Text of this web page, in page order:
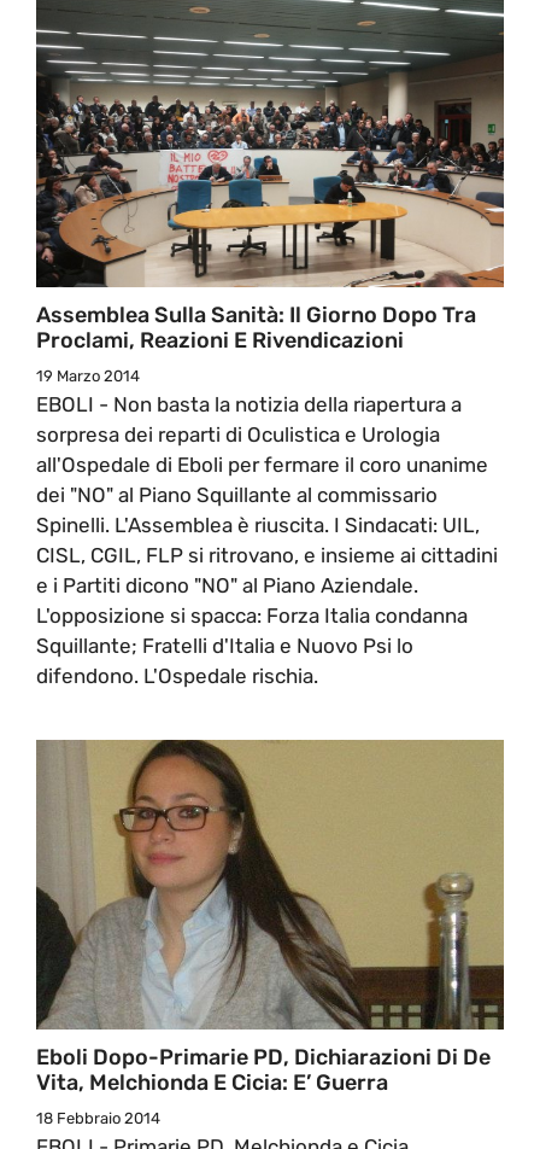
Assemblea Sulla Sanità: Il Giorno Dopo Tra
Proclami, Reazioni E Rivendicazioni
19 Marzo 2014
EBOLI - Non basta la notizia della riapertura a
sorpresa dei reparti di Oculistica e Urologia
all'Ospedale di Eboli per fermare il coro unanime
dei "NO" al Piano Squillante al commissario
Spinelli. L'Assemblea è riuscita. I Sindacati: UIL,
CISL, CGIL, FLP si ritrovano, e insieme ai cittadini
e i Partiti dicono "NO" al Piano Aziendale.
L'opposizione si spacca: Forza Italia condanna
Squillante; Fratelli d'Italia e Nuovo Psi lo
difendono. L'Ospedale rischia.
Eboli Dopo-Primarie PD, Dichiarazioni Di De
Vita, Melchionda E Cicia: E’ Guerra
18 Febbraio 2014